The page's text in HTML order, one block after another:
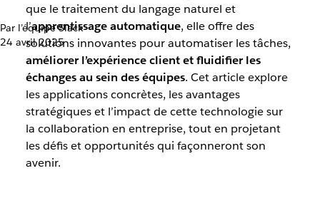
Par l’équipe Slack
24 avril 2025
que le traitement du langage naturel et
l’apprentissage automatique, elle offre des
solutions innovantes pour automatiser les tâches,
améliorer l’expérience client et fluidifier les
échanges au sein des équipes. Cet article explore
les applications concrètes, les avantages
stratégiques et l’impact de cette technologie sur
la collaboration en entreprise, tout en projetant
les défis et opportunités qui façonneront son
avenir.